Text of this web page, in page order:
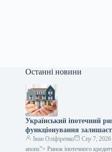
Останні новини
Український іпотечний
функціонування
Іван Оліфіренко
Сер 7, 2026
anons”> Ринок іпотечного